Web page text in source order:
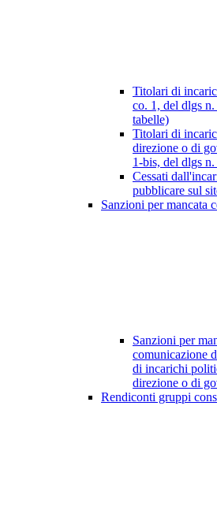
Titolari di
co. 1, del dlgs
tabelle)
Titolari di
direzione o di
1-bis, del dlgs
Cessati
pubblicare sul
Sanzioni per mancata
Sanzioni per
comunicazione
di incarichi
direzione o di
Rendiconti gruppi